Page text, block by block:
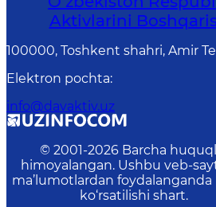
Aktivlarini
100000, Toshkent shahri, Amir
Elektron pochta:
info@davaktiv.uz
© 2001-2026 Barcha
himoyalangan. Ushbu veb-
ma’lumotlardan foydalanganda
ko‘rsatilishi shart.